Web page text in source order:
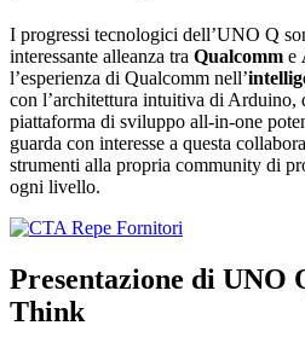
I progressi tecnologici dell’UNO Q
interessante alleanza tra Qualcomm e
l’esperienza di Qualcomm nell’
con l’architettura intuitiva di Arduino,
piattaforma di sviluppo all-in-one
guarda con interesse a questa
strumenti alla propria community di
ogni livello.
Presentazione di UNO
Think